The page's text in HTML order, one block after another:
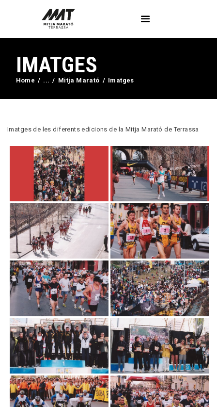
IMATGES
Home ... Mitja Marató Imatges
L’Associació
Voluntaris
Blog
Contactar
Imatges de les diferents edicions de la Mitja Marató de Terrassa